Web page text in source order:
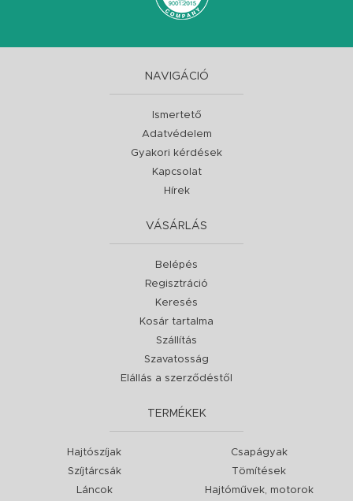
NAVIGÁCIÓ
Ismertető
Adatvédelem
Gyakori kérdések
Kapcsolat
Hírek
VÁSÁRLÁS
Belépés
Regisztráció
Keresés
Kosár tartalma
Szállítás
Szavatosság
Elállás a szerződéstől
TERMÉKEK
Hajtószíjak
Szíjtárcsák
Láncok
Csapágyak
Tömítések
Hajtóművek, motorok